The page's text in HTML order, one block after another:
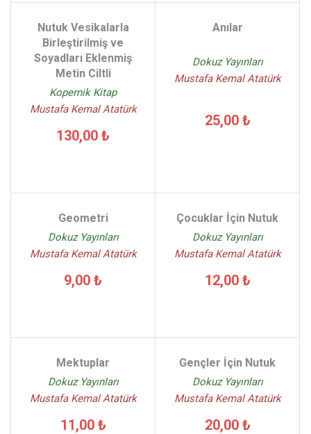
Nutuk Vesikalarla
Birleştirilmiş ve
Soyadları Eklenmiş
Metin Ciltli
Kopernik Kitap
Mustafa Kemal Atatürk
130,00 ₺
Anılar
Dokuz Yayınları
Mustafa Kemal Atatürk
25,00 ₺
Geometri
Dokuz Yayınları
Mustafa Kemal Atatürk
9,00 ₺
Çocuklar İçin Nutuk
Dokuz Yayınları
Mustafa Kemal Atatürk
12,00 ₺
Mektuplar
Dokuz Yayınları
Mustafa Kemal Atatürk
11,00 ₺
Gençler İçin Nutuk
Dokuz Yayınları
Mustafa Kemal Atatürk
20,00 ₺